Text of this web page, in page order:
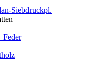
Siebdruckpl.